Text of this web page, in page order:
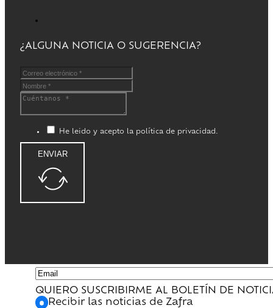
¿ALGUNA NOTICIA O SUGERENCIA?
He leido y acepto la política de privacidad.
ENVIAR
QUIERO SUSCRIBIRME AL BOLETÍN DE
Recibir las noticias de Zafra